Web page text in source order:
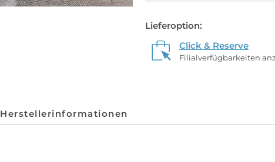
Lieferoption:
Click & Reserve
Filialverfügbarkeiten
Herstellerinformationen